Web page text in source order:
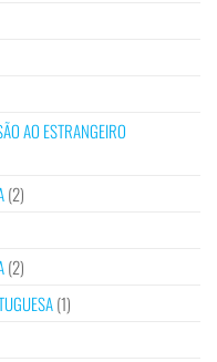
AO ESTRANGEIRO
(2)
(2)
(1)